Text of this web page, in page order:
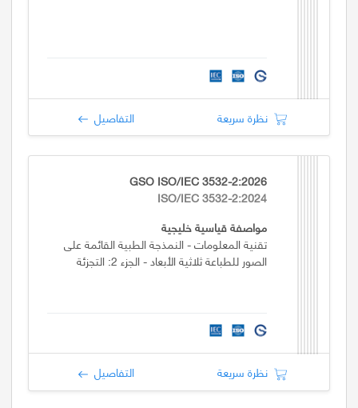
نظرة سريعة التفاصيل
GSO ISO/IEC 3532-2:2026
ISO/IEC 3532-2:2024
مواصفة قياسية خليجية
تقنية المعلومات - النمذجة الطبية القائمة على
الصور للطباعة ثلاثية الأبعاد - الجزء 2: التجزئة
نظرة سريعة التفاصيل